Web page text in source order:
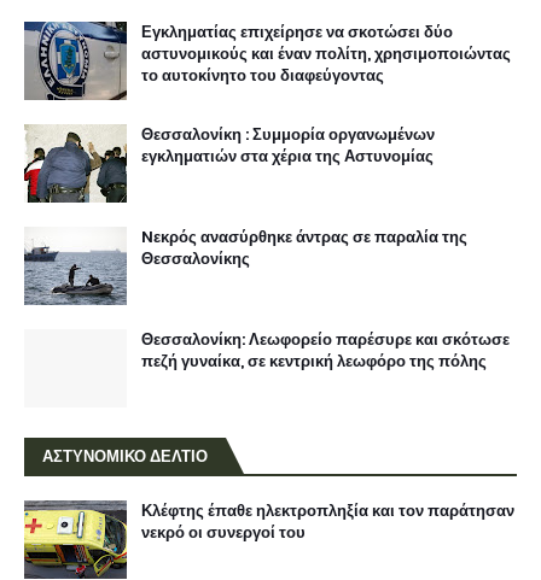
Εγκληματίας επιχείρησε να σκοτώσει δύο
αστυνομικούς και έναν πολίτη, χρησιμοποιώντας
το αυτοκίνητο του διαφεύγοντας
Θεσσαλονίκη : Συμμορία οργανωμένων
εγκληματιών στα χέρια της Αστυνομίας
Nεκρός ανασύρθηκε άντρας σε παραλία της
Θεσσαλονίκης
Θεσσαλονίκη: Λεωφορείο παρέσυρε και σκότωσε
πεζή γυναίκα, σε κεντρική λεωφόρο της πόλης
ΑΣΤΥΝΟΜΙΚΟ ΔΕΛΤΙΟ
Κλέφτης έπαθε ηλεκτροπληξία και τον παράτησαν
νεκρό οι συνεργοί του